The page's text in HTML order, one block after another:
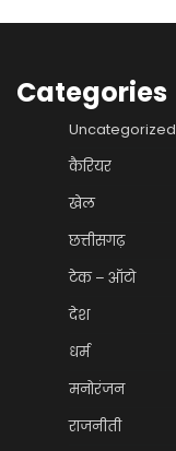
Categories
Uncategorized
कैरियर
खेल
छत्तीसगढ़
टेक – ऑटो
देश
धर्म
मनोरंजन
राजनीती